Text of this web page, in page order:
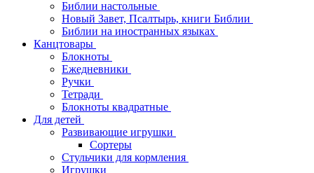
Библии настольные
Новый Завет, Псалтырь, книги Библии
Библии на иностранных языках
Канцтовары
Блокноты
Ежедневники
Ручки
Тетради
Блокноты квадратные
Для детей
Развивающие игрушки
Сортеры
Стульчики для кормления
Игрушки